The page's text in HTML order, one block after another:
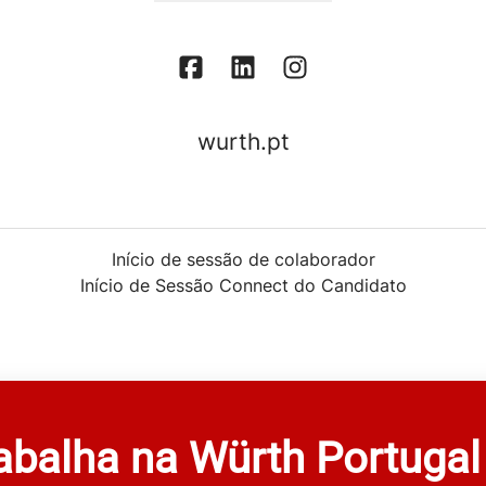
wurth.pt
Início de sessão de colaborador
Início de Sessão Connect do Candidato
na Würth